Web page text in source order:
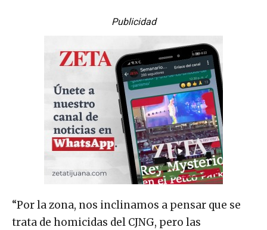
Publicidad
“Por la zona, nos inclinamos a pensar que se
trata de homicidas del CJNG, pero las